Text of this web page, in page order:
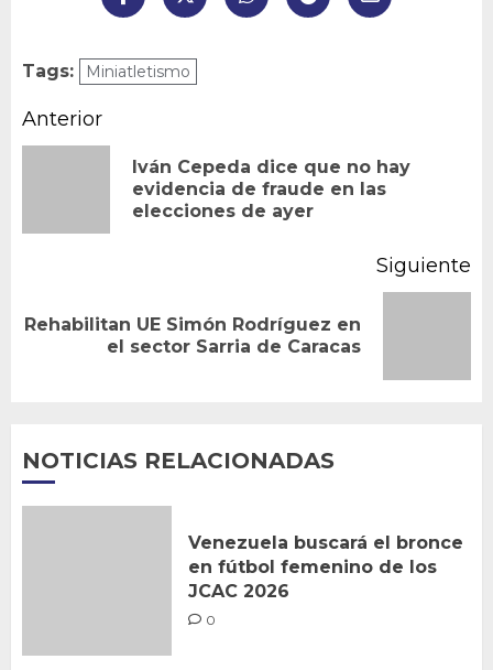
Tags: Miniatletismo
Navegación
entradas
Anterior
Iván Cepeda dice que no hay
evidencia de fraude en las
elecciones de ayer
Siguiente
Siguiente
Rehabilitan UE Simón Rodríguez en
el sector Sarria de Caracas
NOTICIAS RELACIONADAS
Venezuela buscará el bronce
en fútbol femenino de los
JCAC 2026
0